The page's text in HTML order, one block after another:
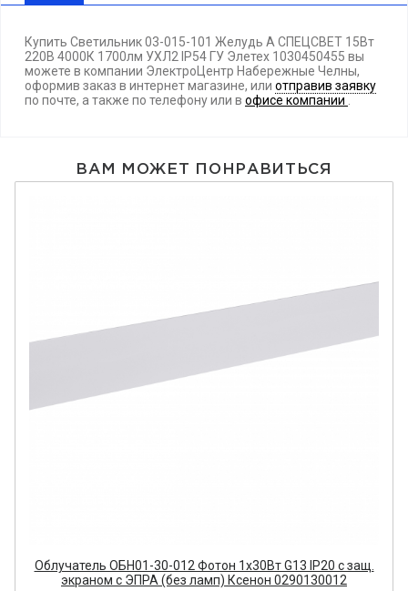
Купить Светильник 03-015-101 Желудь А СПЕЦСВЕТ 15Вт
220В 4000К 1700лм УХЛ2 IP54 ГУ Элетех 1030450455 вы
можете в компании ЭлектроЦентр Набережные Челны,
оформив заказ в интернет магазине, или отправив заявку
по почте, а также по телефонуили в офисе компании
ВАМ МОЖЕТ ПОНРАВИТЬСЯ
Облучатель ОБН01-30-012 Фотон 1х30Вт G13 IP20 с защ.
экраном с ЭПРА (без ламп) Ксенон 0290130012